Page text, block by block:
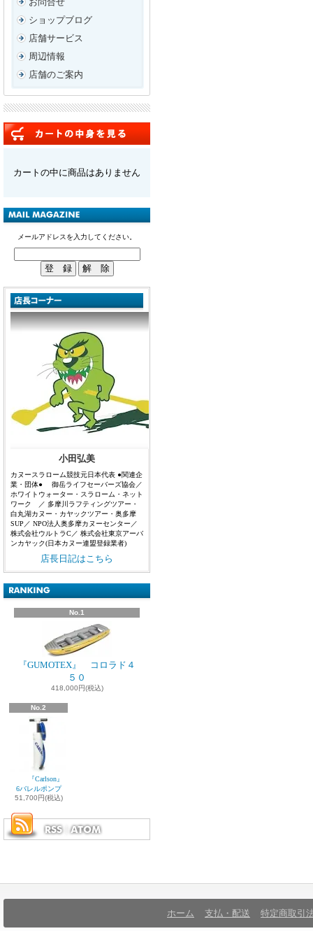
ショップブログ
店舗サービス
周辺情報
店舗のご案内
カートの中に商品はありません
メールアドレスを入力してください。
小田弘美
カヌースラローム競技元日本代表 ●関連企
業・団体● 御岳ライフセーバーズ協会／
ホワイトウォーター・スラローム・ネット
ワーク ／ 多摩川ラフティングツアー・
白丸湖カヌー・カヤックツアー・奥多摩
SUP／ NPO法人奥多摩カヌーセンター／
株式会社ウルトラC／ 株式会社東京アーバ
ンカヤック(日本カヌー連盟登録業者)
店長日記はこちら
No.1
『GUMOTEX』 コロラド４
５０
418,000円(税込)
No.2
『Carlson』
6バレルポンプ
51,700円(税込)
ホーム 支払・配送 特定商取引